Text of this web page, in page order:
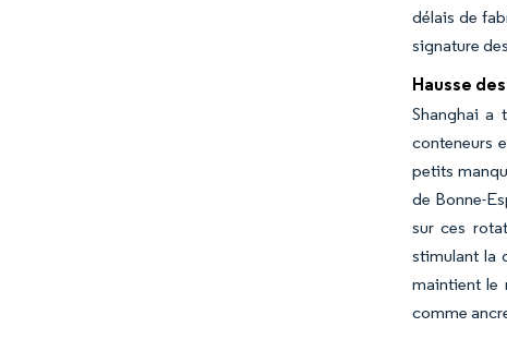
délais de
signature
Hausse
Shanghai a
conteneurs
petits
de Bonne-
sur ces
stimulant la
maintient le
comme